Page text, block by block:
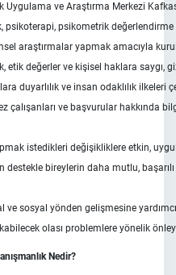
Uygulama ve Araştırma Merkezi
psikoterapi, psikometrik
araştırmalar yapmak amacıyla
etik değerler ve kişisel haklara saygı,
duyarlılık ve insan odaklılık ilkeleri
çalışanları ve başvurular hakkında
istedikleri değişikliklere etkin,
destekle bireylerin daha mutlu,
ve sosyal yönden gelişmesine
olası problemlere yönelik
Nedir?